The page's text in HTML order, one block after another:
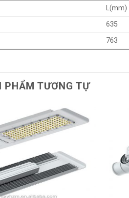
L(mm)
635
763
PHẨM TƯƠNG TỰ